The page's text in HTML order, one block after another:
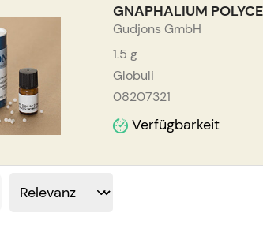
GNAPHALIUM
Gudjons GmbH
1.5 g
Globuli
08207321
Verfügbarkeit